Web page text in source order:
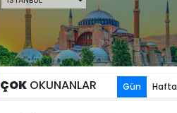
ÇOK OKUNANLAR Gün Hafta